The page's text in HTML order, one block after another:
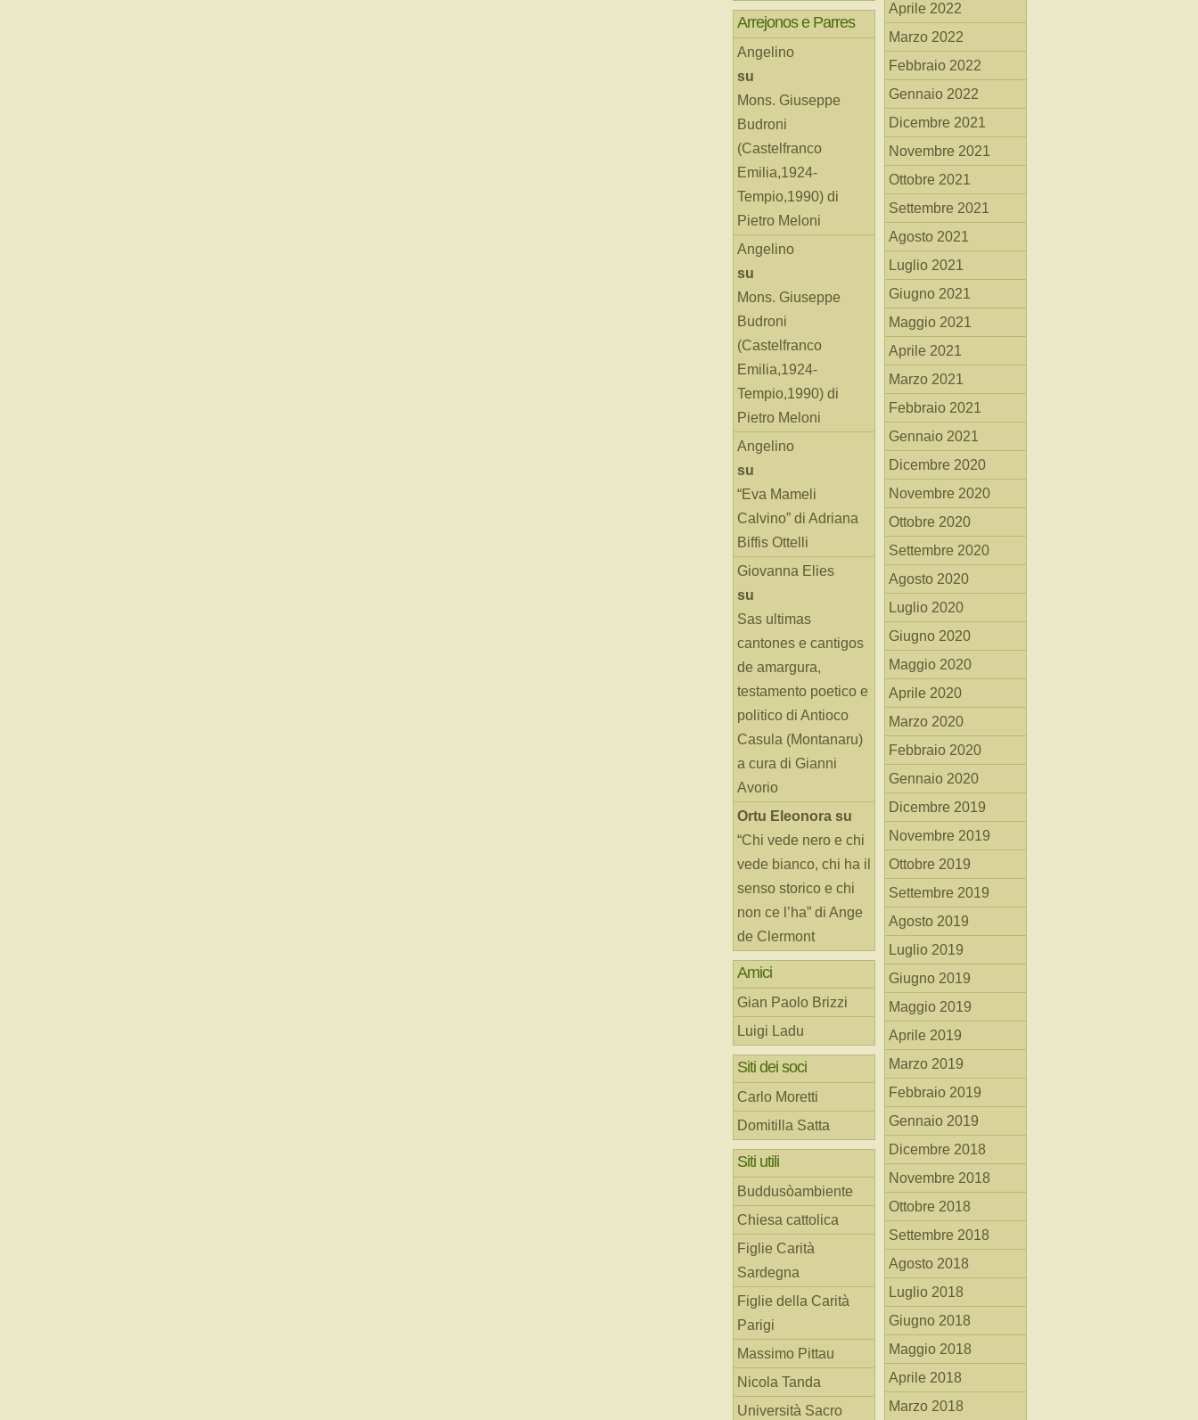
Arrejonos e Parres
Angelino
su
Mons. Giuseppe
Budroni
(Castelfranco
Emilia,1924-
Tempio,1990) di
Pietro Meloni
Angelino
su
Mons. Giuseppe
Budroni
(Castelfranco
Emilia,1924-
Tempio,1990) di
Pietro Meloni
Angelino
su
“Eva Mameli
Calvino” di Adriana
Biffis Ottelli
Giovanna Elies
su
Sas ultimas
cantones e cantigos
de amargura,
testamento poetico e
politico di Antioco
Casula (Montanaru)
a cura di Gianni
Avorio
Ortu Eleonora su
“Chi vede nero e chi
vede bianco, chi ha il
senso storico e chi
non ce l’ha” di Ange
de Clermont
Amici
Gian Paolo Brizzi
Luigi Ladu
Siti dei soci
Carlo Moretti
Domitilla Satta
Siti utili
Buddusòambiente
Chiesa cattolica
Figlie Carità
Sardegna
Figlie della Carità
Parigi
Massimo Pittau
Nicola Tanda
Università Sacro
Aprile 2022
Marzo 2022
Febbraio 2022
Gennaio 2022
Dicembre 2021
Novembre 2021
Ottobre 2021
Settembre 2021
Agosto 2021
Luglio 2021
Giugno 2021
Maggio 2021
Aprile 2021
Marzo 2021
Febbraio 2021
Gennaio 2021
Dicembre 2020
Novembre 2020
Ottobre 2020
Settembre 2020
Agosto 2020
Luglio 2020
Giugno 2020
Maggio 2020
Aprile 2020
Marzo 2020
Febbraio 2020
Gennaio 2020
Dicembre 2019
Novembre 2019
Ottobre 2019
Settembre 2019
Agosto 2019
Luglio 2019
Giugno 2019
Maggio 2019
Aprile 2019
Marzo 2019
Febbraio 2019
Gennaio 2019
Dicembre 2018
Novembre 2018
Ottobre 2018
Settembre 2018
Agosto 2018
Luglio 2018
Giugno 2018
Maggio 2018
Aprile 2018
Marzo 2018